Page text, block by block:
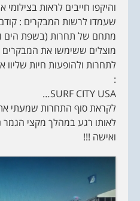
שעמדו לרשות המבקרים : קודם
מתחם של תחרות (בשפת הים
מוצלים ששימשו את
לתחרות ולהופעות חיות
:
SURF CITY USA…
לקראת סוף התחרות שמעתי
ואישה !!!